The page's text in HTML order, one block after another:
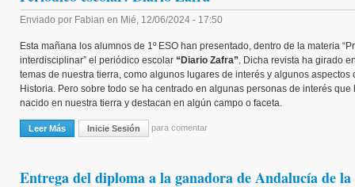
Enviado por Fabian en Mié, 12/06/2024 - 17:50
Esta mañana los alumnos de 1º ESO han presentado, dentro de la materia
interdisciplinar” el periódico escolar “Diario Zafra”. Dicha revista ha girado
temas de nuestra tierra, como algunos lugares de interés y algunos aspectos
Historia. Pero sobre todo se ha centrado en algunas personas de interés que
nacido en nuestra tierra y destacan en algún campo o faceta.
Leer Más Sobre Periódico Escolar: Diario Zafra
Inicie Sesión para comentar
Entrega del diploma a la ganadora de Andalucía de